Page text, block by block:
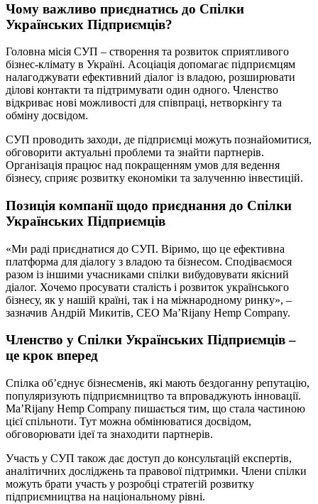
Чому важливо приєднатись до Спілки
Українських Підприємців?
Головна місія СУП – створення та розвиток сприятливого
бізнес-клімату в Україні. Асоціація допомагає підприємцям
налагоджувати ефективний діалог із владою, розширювати
ділові контакти та підтримувати один одного. Членство
відкриває нові можливості для співпраці, нетворкінгу та
обміну досвідом.
СУП проводить заходи, де підприємці можуть познайомитися,
обговорити актуальні проблеми та знайти партнерів.
Організація працює над покращенням умов для ведення
бізнесу, сприяє розвитку економіки та залученню інвестицій.
Позиція компанії щодо приєднання до Спілки
Українських Підприємців
«Ми раді приєднатися до СУП. Віримо, що це ефективна
платформа для діалогу з владою та бізнесом. Сподіваємося
разом із іншими учасниками спілки вибудовувати якісний
діалог. Хочемо просувати сталість і розвиток українського
бізнесу, як у нашій країні, так і на міжнародному ринку», –
зазначив Андрій Микитів, СЕО Ma’Rijany Hemp Company.
Членство у Спілки Українських Підприємців –
це крок вперед
Спілка об’єднує бізнесменів, які мають бездоганну репутацію,
популяризують підприємництво та впроваджують інновації.
Ma’Rijany Hemp Company пишається тим, що стала частиною
цієї спільноти. Тут можна обмінюватися досвідом,
обговорювати ідеї та знаходити партнерів.
Участь у СУП також дає доступ до консультацій експертів,
аналітичних досліджень та правової підтримки. Члени спілки
можуть брати участь у розробці стратегій розвитку
підприємництва на національному рівні.